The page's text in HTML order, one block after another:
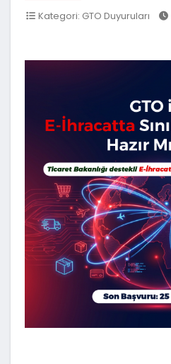
Kategori: GTO Duyuruları